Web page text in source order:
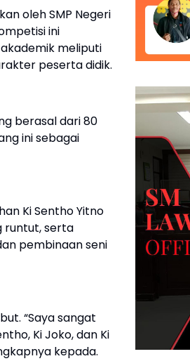
oleh SMP Negeri
ini
meliputi
peserta didik.
berasal dari 80
ini sebagai
Ki Sentho Yitno
runtut, serta
pembinaan seni
“Saya sangat
Ki Joko, dan Ki
kepada.